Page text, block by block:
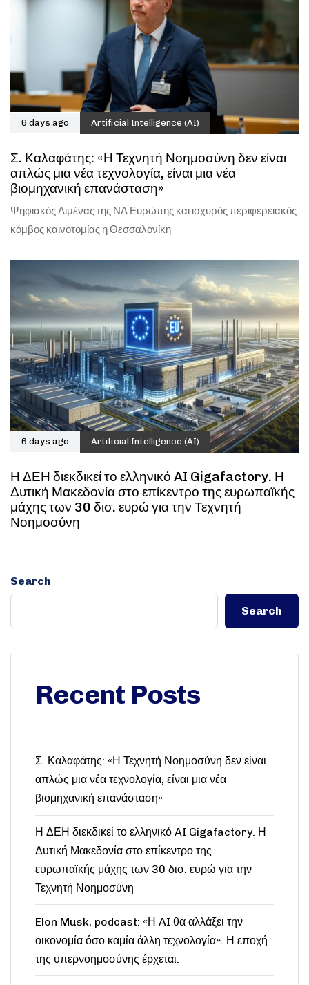
6 days ago Artificial Intelligence (AI)
Σ. Καλαφάτης: «Η Τεχνητή Νοημοσύνη δεν είναι
απλώς μια νέα τεχνολογία, είναι μια νέα
βιομηχανική επανάσταση»
Ψηφιακός Λιμένας της ΝΑ Ευρώπης και ισχυρός περιφερειακός
κόμβος καινοτομίας η Θεσσαλονίκη
6 days ago Artificial Intelligence (AI)
Η ΔΕΗ διεκδικεί το ελληνικό AI Gigafactory. Η
Δυτική Μακεδονία στο επίκεντρο της ευρωπαϊκής
μάχης των 30 δισ. ευρώ για την Τεχνητή
Νοημοσύνη
Search
Search
Recent Posts
Σ. Καλαφάτης: «Η Τεχνητή Νοημοσύνη δεν είναι
απλώς μια νέα τεχνολογία, είναι μια νέα
βιομηχανική επανάσταση»
Η ΔΕΗ διεκδικεί το ελληνικό AI Gigafactory. Η
Δυτική Μακεδονία στο επίκεντρο της
ευρωπαϊκής μάχης των 30 δισ. ευρώ για την
Τεχνητή Νοημοσύνη
Elon Musk, podcast: «Η AI θα αλλάξει την
οικονομία όσο καμία άλλη τεχνολογία». Η εποχή
της υπερνοημοσύνης έρχεται.